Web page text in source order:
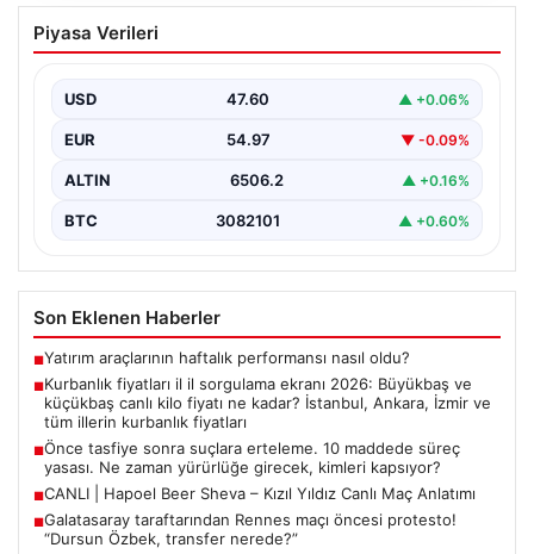
Kurbanlık fiyatları il il sorgulama ekranı
2026: Büyükbaş ve küçükbaş canlı kilo
ve tüm illerin kurbanlık fiyatları
2026 Kurban Bayramı öncesinde en çok merak edilen
konulardan biri olan kurbanlık fiyatları netleşmeye…
Piyasa Verileri
USD 47.60 ▲ +0.06%
EUR 54.97 ▼ -0.09%
ALTIN 6506.2 ▲ +0.16%
BTC 3082101 ▲ +0.60%
Son Eklenen Haberler
■Yatırım araçlarının haftalık performansı nasıl oldu?
■Kurbanlık fiyatları il il sorgulama ekranı 2026: Büyükbaş ve
küçükbaş canlı kilo fiyatı ne kadar? İstanbul, Ankara, İzmir ve
tüm illerin kurbanlık fiyatları
■Önce tasfiye sonra suçlara erteleme. 10 maddede süreç
yasası. Ne zaman yürürlüğe girecek, kimleri kapsıyor?
■CANLI | Hapoel Beer Sheva – Kızıl Yıldız Canlı Maç Anlatımı
■Galatasaray taraftarından Rennes maçı öncesi protesto!
“Dursun Özbek, transfer nerede?”